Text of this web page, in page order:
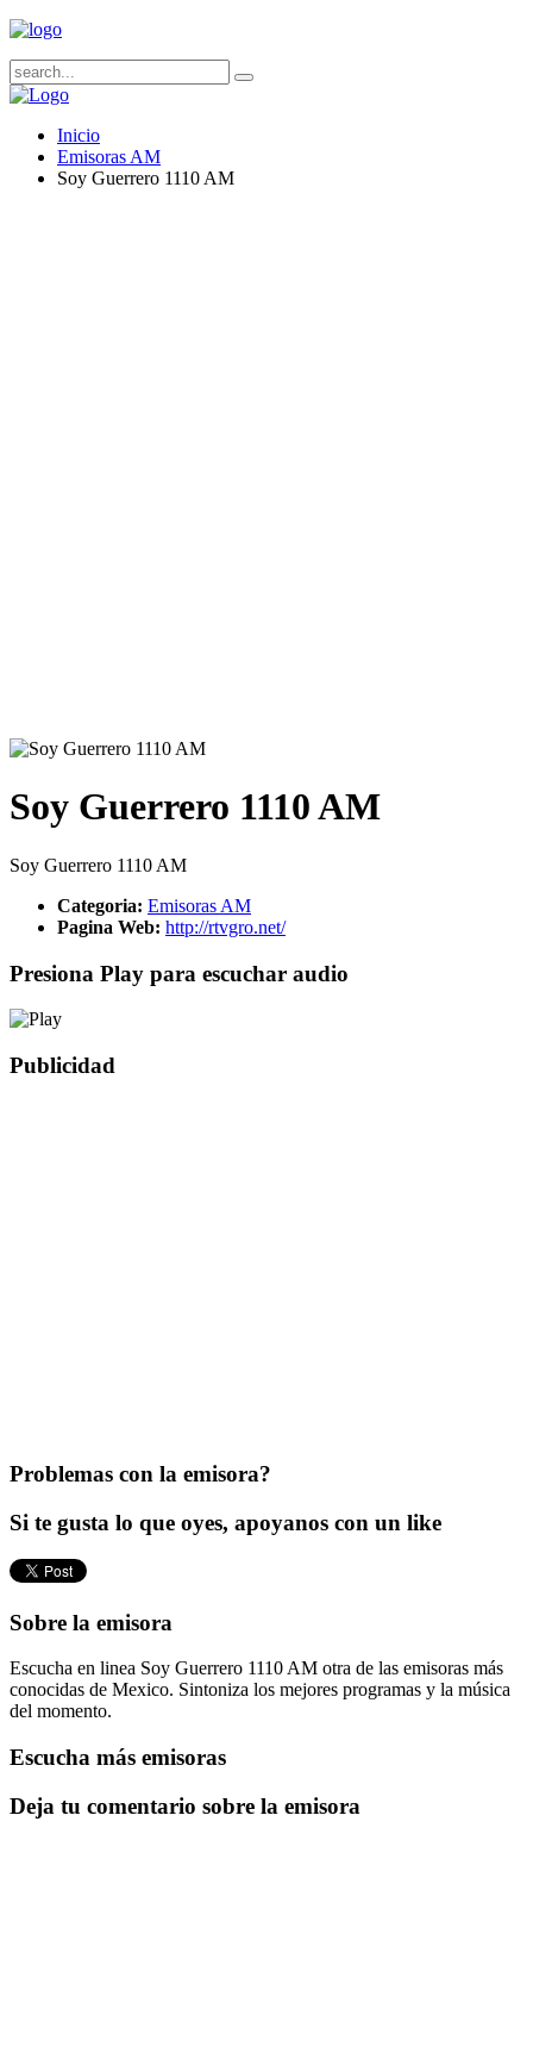
Inicio
Emisoras AM
Soy Guerrero 1110 AM
Soy Guerrero 1110 AM
Soy Guerrero 1110 AM
Categoria: Emisoras AM
Pagina Web: http://rtvgro.net/
Presiona Play para escuchar audio
Publicidad
Problemas con la emisora?
Si te gusta lo que oyes, apoyanos con un like
Sobre la emisora
Escucha en linea Soy Guerrero 1110 AM otra de las emisoras más
conocidas de Mexico. Sintoniza los mejores programas y la música
del momento.
Escucha más emisoras
Deja tu comentario sobre la emisora